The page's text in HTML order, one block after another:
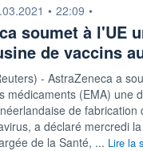
par • 22:09 •
soumet à l'UE
de vaccins
- AstraZeneca a
médicaments (EMA) une
de fabrication
a déclaré mercredi
de la Santé, ... Lire la